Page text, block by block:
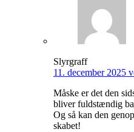
Slyrgraff
11. december 2025
Måske er det den
bliver fuldstændig
Og så kan den
skabet!